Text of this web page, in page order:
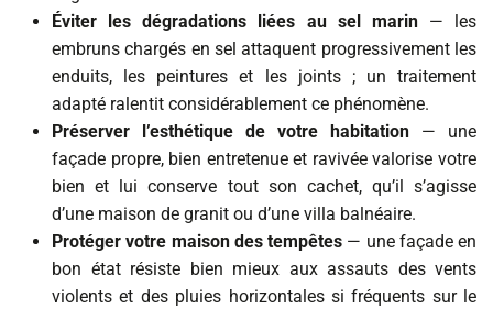
Éviter les dégradations liées au sel marin— les
embruns chargés en sel attaquent progressivement les
enduits, les peintures et les joints ; un traitement
adapté ralentit considérablement ce phénomène.
Préserver l’esthétique de votre habitation — une
façade propre, bien entretenue et ravivée valorise votre
bien et lui conserve tout son cachet, qu’il s’agisse
d’une maison de granit ou d’une villa balnéaire.
Protéger votre maison des tempêtes — une façade en
bon état résiste bien mieux aux assauts des vents
violents et des pluies horizontales si fréquents sur le